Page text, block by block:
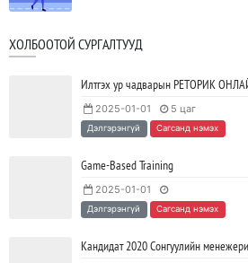
Борлуулагчид "ЮҮЛҮҮР"-т
SHARE
Тодорхойгүй цаг үед CEO нар
JAVA программчлалын хэлний
байгуулагдлаа.
2023/05/15 SHARE
ХОЛБООТОЙ СУРГАЛТУУД
Илтгэх ур чадварын РЕТОРИК
2025-01-01 5 цаг
Дэлгэрэнгүй Сагсанд нэмэх
Game-Based Training
2025-01-01
Дэлгэрэнгүй Сагсанд нэмэх